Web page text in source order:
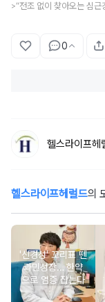
>“전조 없이 찾아오는 심
0
헬스라이프헤
헬스라이프헤럴드의
'신경성' 꼬리표 뗀
과민성장… 한약
으로 염증 잡는다